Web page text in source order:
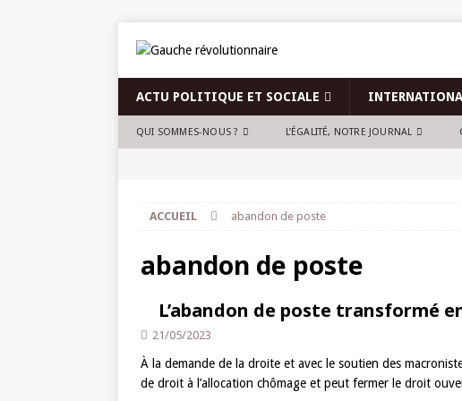
ACTU POLITIQUE ET SOCIALE
QUI SOMMES-NOUS ? L’ÉGALITÉ, NOTRE JOURNAL
ACCUEIL abandon de poste
abandon de poste
L’abandon de poste transformé
21/05/2023
À la demande de la droite et avec le soutien des
de droit à l’allocation chômage et peut fermer le droit